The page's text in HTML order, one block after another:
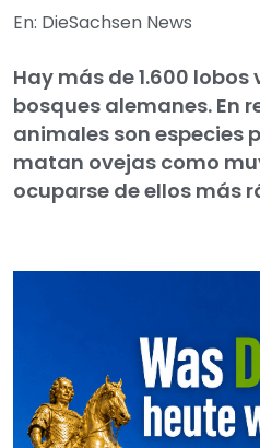
En: DieSachsen News
Hay más de 1.600
bosques alemanes. En
animales son especies
matan ovejas como
ocuparse de ellos más